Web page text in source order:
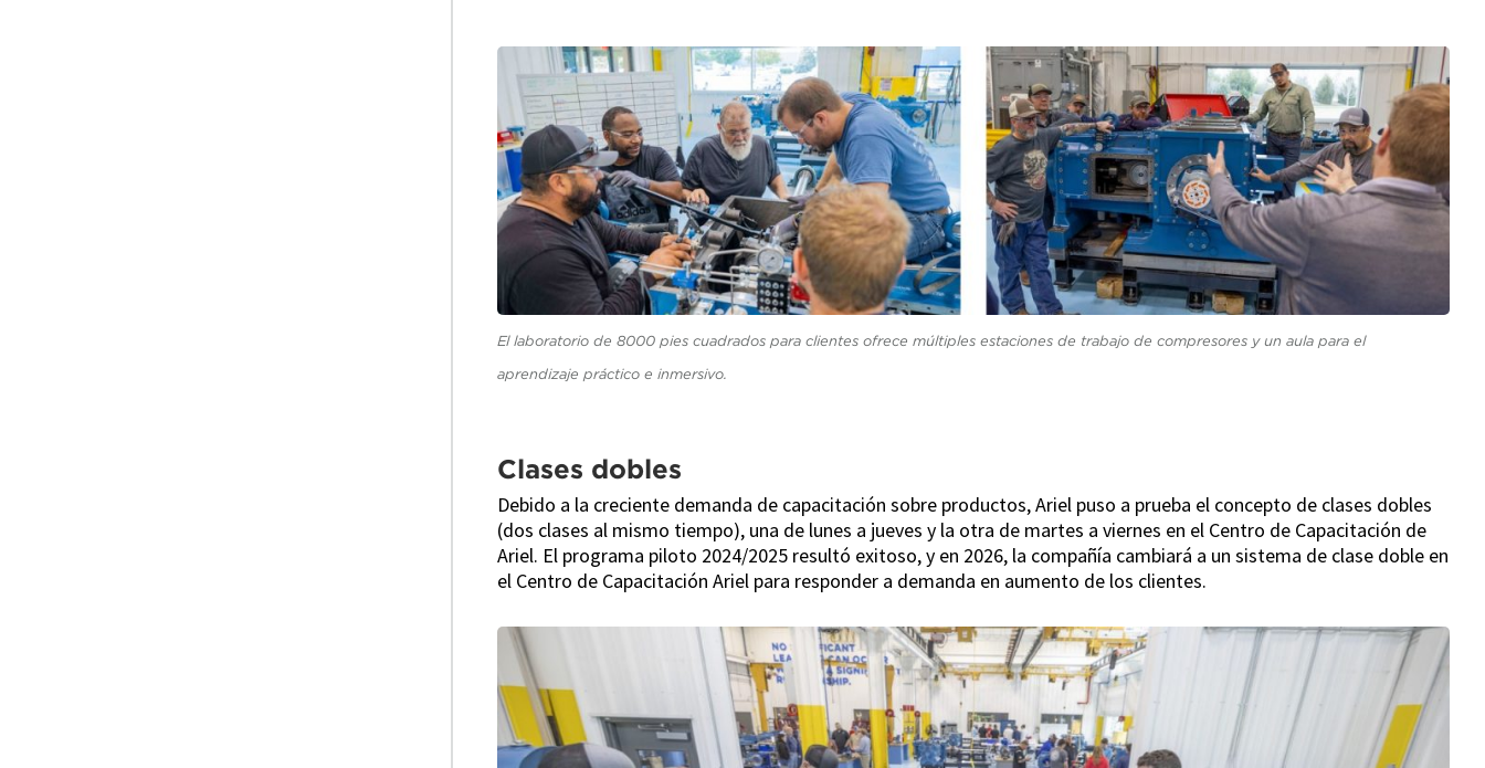
El laboratorio de 8000 pies cuadrados para clientes ofrece múltiples estaciones de trabajo de compresores y un aula para el
aprendizaje práctico e inmersivo.
Clases dobles
Debido a la creciente demanda de capacitación sobre productos, Ariel puso a prueba el concepto de clases dobles
(dos clases al mismo tiempo), una de lunes a jueves y la otra de martes a viernes en el Centro de Capacitación de
Ariel. El programa piloto 2024/2025 resultó exitoso, y en 2026, la compañía cambiará a un sistema de clase doble en
el Centro de Capacitación Ariel para responder a demanda en aumento de los clientes.